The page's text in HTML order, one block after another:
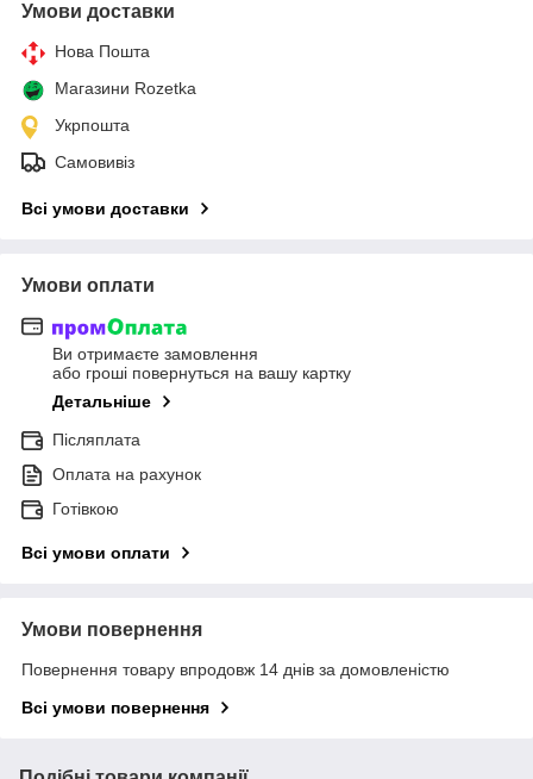
Умови доставки
Нова Пошта
Магазини Rozetka
Укрпошта
Самовивіз
Всі умови доставки
Умови оплати
Ви отримаєте замовлення
або гроші повернуться на вашу картку
Детальніше
Післяплата
Оплата на рахунок
Готівкою
Всі умови оплати
Умови повернення
Повернення товару впродовж 14 днів за домовленістю
Всі умови повернення